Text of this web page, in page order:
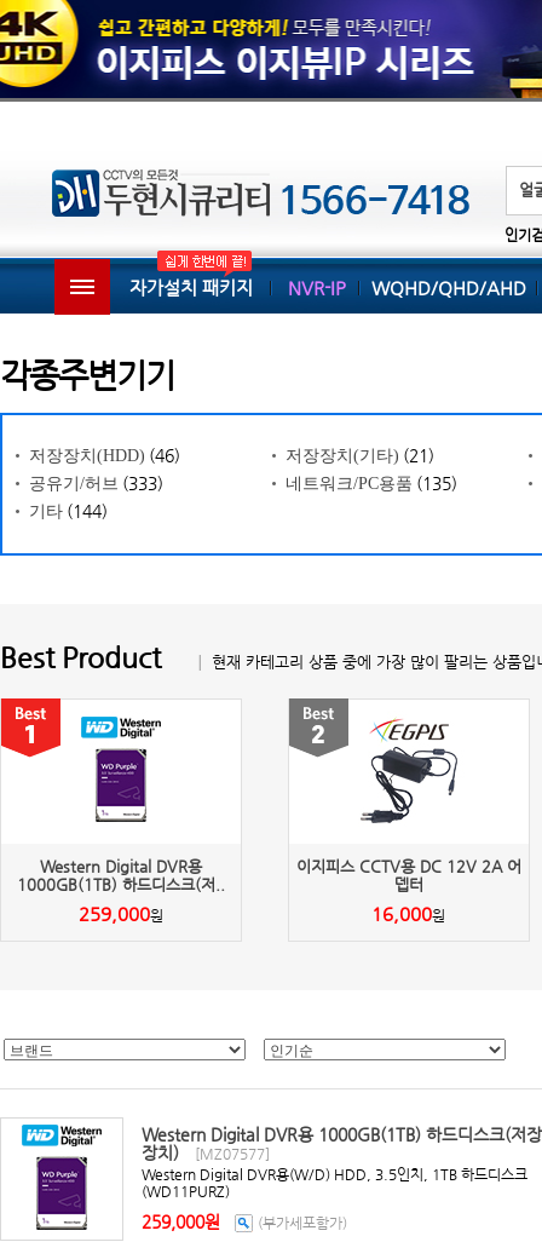
인기
자가설치 패키지 NVR-IP WQHD/QHD/AHD
각종주변기기
저장장치(HDD) (46) 저장장치(기타) (21)
공유기/허브 (333) 네트워크/PC용품 (135)
기타 (144)
Best Product │ 현재 카테고리 상품 중에 가장 많이 팔리는 상품입
Western Digital DVR용
1000GB(1TB) 하드디스크(저..
259,000원
이지피스 CCTV용 DC 12V 2A 어
뎁터
16,000원
Western Digital DVR용 1000GB(1TB) 하드디스크(저장
장치)
[MZ07577]
Western Digital DVR용(W/D) HDD, 3.5인치, 1TB 하드디스크
(WD11PURZ)
259,000원 (부가세포함가)